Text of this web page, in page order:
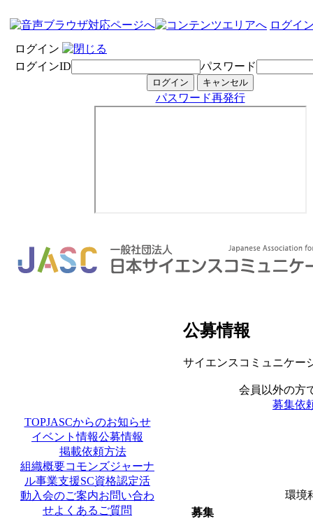
ログイ
ログイン
ログインID
パスワード
パスワード再発行
TOPJASCからのお知らせ
イベント情報公募情報
掲載依頼方法
組織概要コモンズジャーナ
ル事業支援SC資格認定活
動 入会のご案内お問い合わ
せよくあるご質問
公募情報
サイエンスコミュニケー
会員以外の方
募集依
環境
募集